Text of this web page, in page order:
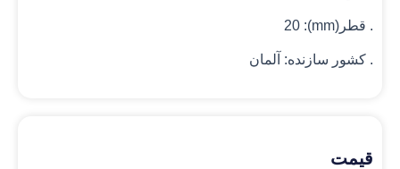
. قطر(mm): 20
. کشور سازنده: آلمان
قیمت